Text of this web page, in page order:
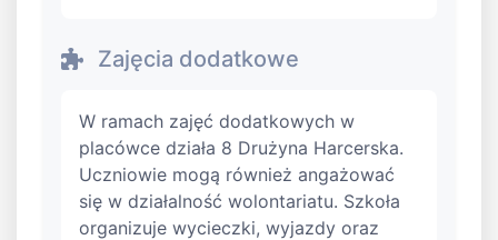
Zajęcia dodatkowe
W ramach zajęć dodatkowych w
placówce działa 8 Drużyna Harcerska.
Uczniowie mogą również angażować
się w działalność wolontariatu. Szkoła
organizuje wycieczki, wyjazdy oraz